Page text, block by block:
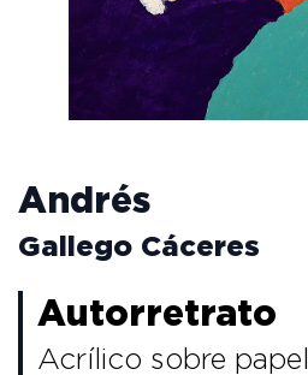
Andrés
Gallego Cáceres
Autorretrato
Acrílico sobre papel